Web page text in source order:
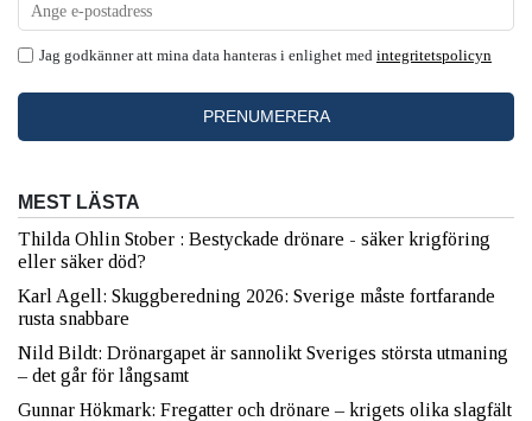
Jag godkänner att mina data hanteras i enlighet med integritetspolicyn
MEST LÄSTA
Thilda Ohlin Stober : Bestyckade drönare - säker krigföring
eller säker död?
Karl Agell: Skuggberedning 2026: Sverige måste fortfarande
rusta snabbare
Nild Bildt: Drönargapet är sannolikt Sveriges största utmaning
– det går för långsamt
Gunnar Hökmark: Fregatter och drönare – krigets olika slagfält